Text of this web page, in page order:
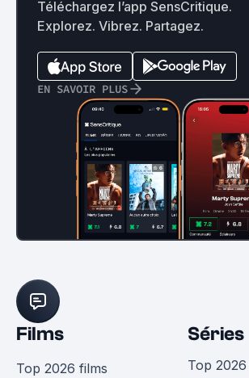
Téléchargez l’app SensCritique.
Explorez. Vibrez. Partagez.
EN SAVOIR PLUS
Films
Top 2026 films
Séries
Top 2026